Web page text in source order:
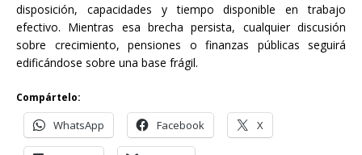
disposición, capacidades y tiempo disponible en trabajo
efectivo. Mientras esa brecha persista, cualquier discusión
sobre crecimiento, pensiones o finanzas públicas seguirá
edificándose sobre una base frágil.
Compártelo:
WhatsApp Facebook X